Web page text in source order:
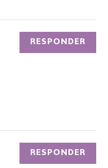
RESPONDER
RESPONDER